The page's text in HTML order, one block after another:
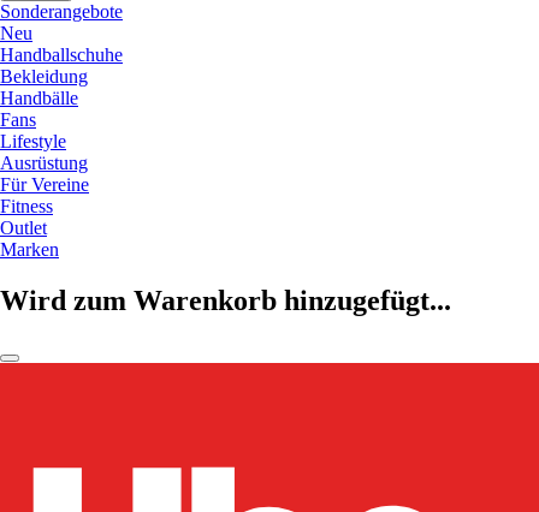
Sonderangebote
Neu
Handballschuhe
Bekleidung
Handbälle
Fans
Lifestyle
Ausrüstung
Für Vereine
Fitness
Outlet
Marken
Wird zum Warenkorb hinzugefügt...